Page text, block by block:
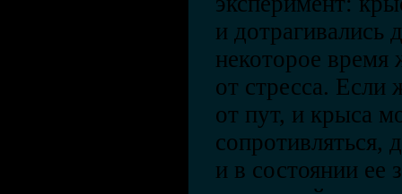
и дотрагивались
некоторое
от стресса.
от пут, и крыса
сопротивляться,
и в состоянии ее